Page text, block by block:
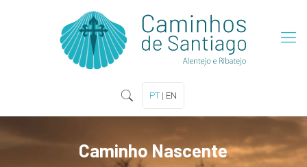
PT| EN
Caminho Nascente